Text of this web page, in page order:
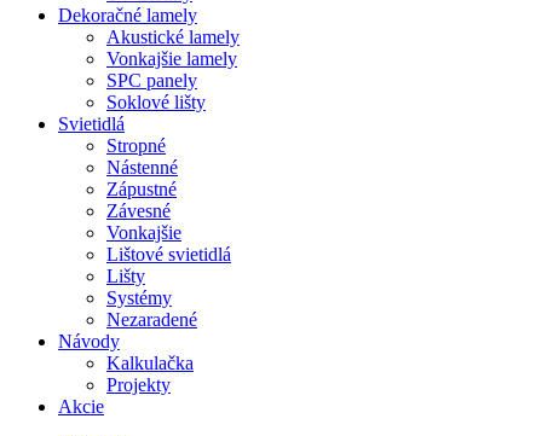
Dekoračné lamely
Akustické lamely
Vonkajšie lamely
SPC panely
Soklové lišty
Svietidlá
Stropné
Nástenné
Zápustné
Závesné
Vonkajšie
Lištové svietidlá
Lišty
Systémy
Nezaradené
Návody
Kalkulačka
Projekty
Akcie